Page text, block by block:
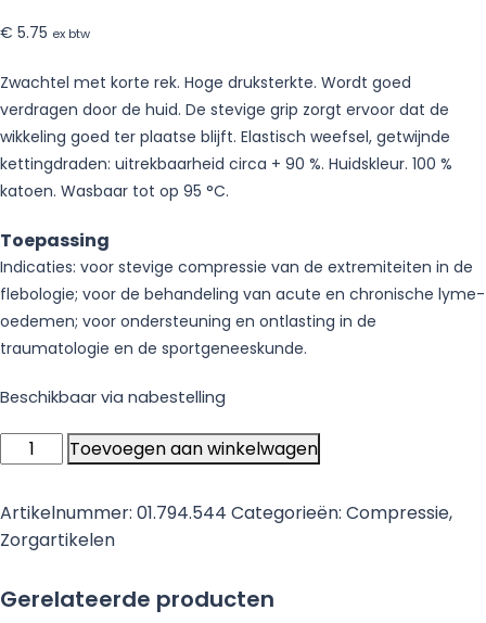
€ 5.75 ex btw
Zwachtel met korte rek. Hoge druksterkte. Wordt goed
verdragen door de huid. De stevige grip zorgt ervoor dat de
wikkeling goed ter plaatse blijft. Elastisch weefsel, getwijnde
kettingdraden: uitrekbaarheid circa + 90 %. Huidskleur. 100 %
katoen. Wasbaar tot op 95 °C.
Toepassing
Indicaties: voor stevige compressie van de extremiteiten in de
flebologie; voor de behandeling van acute en chronische lyme-
oedemen; voor ondersteuning en ontlasting in de
traumatologie en de sportgeneeskunde.
Beschikbaar via nabestelling
Rosidal
K
Zwaar
Elast.
zwachtel
korte
Toevoegen aan winkelwagen
Artikelnummer: 01.794.544 Categorieën: Compressie,
Zorgartikelen
Gerelateerde producten